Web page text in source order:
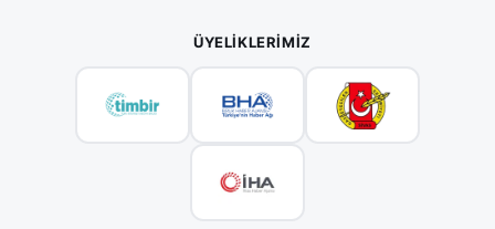
ÜYELIKLERIMIZ